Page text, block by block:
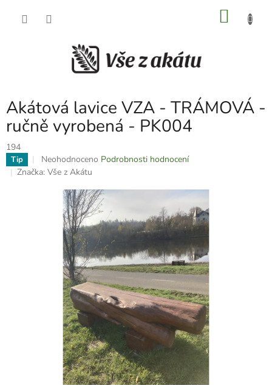
Akátová lavice VZA - TRÁMOVÁ -
ručně vyrobená - PK004
194
Tip
Průměrné
hodnocení
hvězdiček.
Neohodnoceno Podrobnosti hodnocení
Značka: Vše z Akátu